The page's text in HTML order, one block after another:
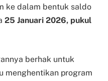
ke dalam bentuk saldo
25 Januari 2026, pukul
berhak untuk
menghentikan program